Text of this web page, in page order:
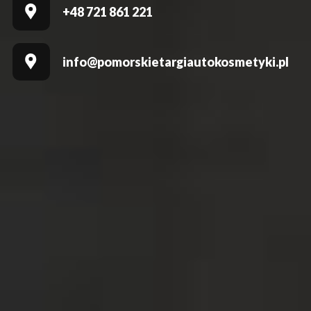
+48 721 861 221
info@pomorskietargiautokosmetyki.pl